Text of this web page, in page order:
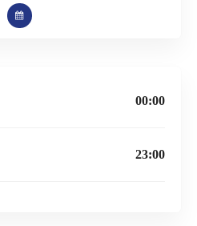
00:00
23:00